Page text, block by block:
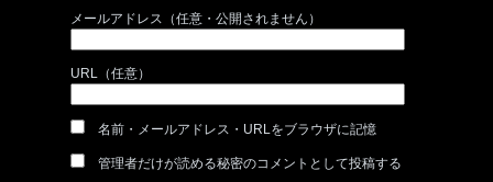
メールアドレス（任意・公開されません）
URL（任意）
名前・メールアドレス・URLをブラウザに記憶
管理者だけが読める秘密のコメントとして投稿する